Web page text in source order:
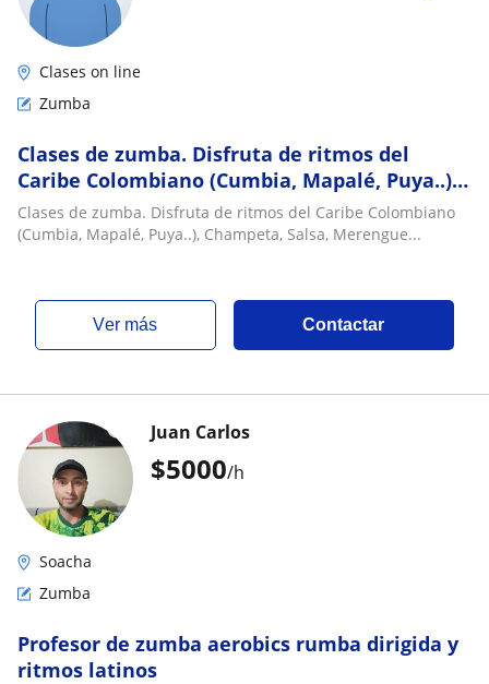
Clases on line
Zumba
Clases de zumba. Disfruta de ritmos del
Caribe Colombiano (Cumbia, Mapalé, Puya..),
Champeta, Salsa, Merengue
Clases de zumba. Disfruta de ritmos del Caribe Colombiano
(Cumbia, Mapalé, Puya..), Champeta, Salsa, Merengue...
ver más Contactar
$5000/h
Juan Carlos
Soacha
Zumba
Profesor de zumba aerobics rumba dirigida y
ritmos latinos